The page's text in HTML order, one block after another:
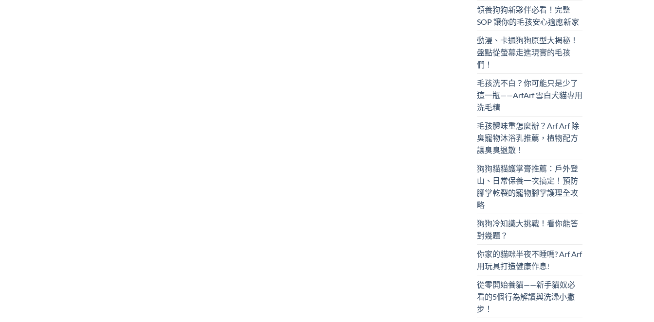
領養狗狗新夥伴必看！完整
SOP 讓你的毛孩安心適應新家
動漫、卡通狗狗原型大揭秘！
盤點從螢幕走進現實的毛孩
們！
毛孩洗不白？你可能只是少了
這一瓶——ArfArf 雪白犬貓專用
洗毛精
毛孩體味重怎麼辦？Arf Arf 除
臭寵物沐浴乳推薦，植物配方
讓臭臭退散！
狗狗貓貓護掌膏推薦：戶外登
山、日常保養一次搞定！預防
腳掌乾裂的寵物腳掌護理全攻
略
狗狗冷知識大挑戰！看你能答
對幾題？
你家的貓咪半夜不睡嗎? Arf Arf
用玩具打造健康作息!
從零開始養貓——新手貓奴必
看的5個行為解讀與洗澡小撇
步！